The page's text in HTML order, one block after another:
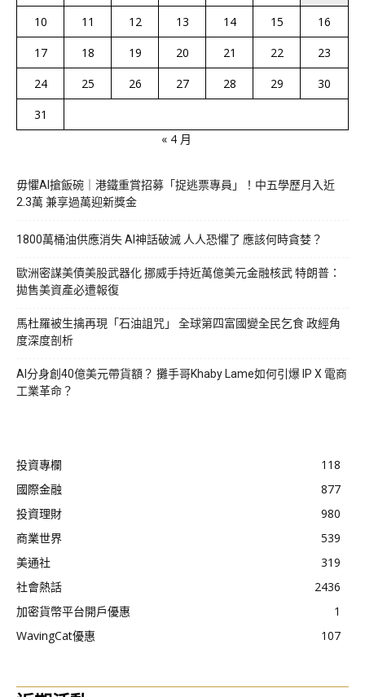
10
11 12 13 14 15
16
17
18 19 20 21 22
23
24
25 26 27 28 29
30
31
« 4 月
毋懼AI搶飯碗｜港鐵重賞招募「捉逃票專員」！中五學歷月入近
2.3萬 兼享過萬迎新獎金
1800萬桶油供應消失 AI神話破滅 人人恐懼了 應該何時貪婪？
歐洲密謀美債美股武器化 挪威手持近萬億美元金融核武 特朗普：
拋售美資產必遭報復
馬杜羅被生擒再現「石油詛咒」 全球第四富國變全民乞食 政經角
度深度剖析
AI分身創40億美元帶貨額？ 攤手哥Khaby Lame如何引爆 IP X 電商
工業革命？
投資專欄
118
國際金融
877
投資理財
980
商業世界
539
美通社
319
社會熱話
2436
加密貨幣平台開戶優惠
1
WavingCat優惠
107